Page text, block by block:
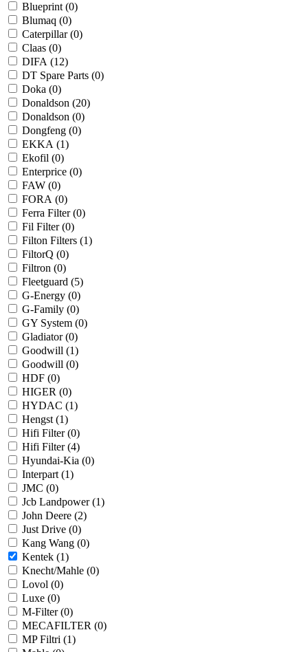
Blueprint (0)
Blumaq (0)
Caterpillar (0)
Claas (0)
DIFA (12)
DT Spare Parts (0)
Doka (0)
Donaldson (20)
Donaldson (0)
Dongfeng (0)
EKKA (1)
Ekofil (0)
Enterprice (0)
FAW (0)
FORA (0)
Ferra Filter (0)
Fil Filter (0)
Filton Filters (1)
FiltorQ (0)
Filtron (0)
Fleetguard (5)
G-Energy (0)
G-Family (0)
GY System (0)
Gladiator (0)
Goodwill (1)
Goodwill (0)
HDF (0)
HIGER (0)
HYDAC (1)
Hengst (1)
Hifi Filter (0)
Hifi Filter (4)
Hyundai-Kia (0)
Interpart (1)
JMC (0)
Jcb Landpower (1)
John Deere (2)
Just Drive (0)
Kang Wang (0)
Kentek (1)
Knecht/Mahle (0)
Lovol (0)
Luxe (0)
M-Filter (0)
MECAFILTER (0)
MP Filtri (1)